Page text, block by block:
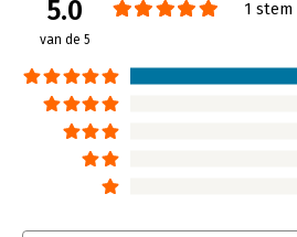
Verschijningsdatum:
11-2-2019
Hoofdrubriek:
5.0
van de 5
1 stem